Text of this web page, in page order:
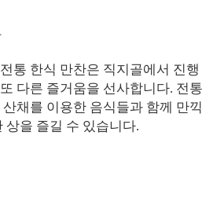
통 한식 만찬은 직지골에서 진행
다른 즐거움을 선사합니다. 전통
채를 이용한 음식들과 함께 만끽
상을 즐길 수 있습니다.